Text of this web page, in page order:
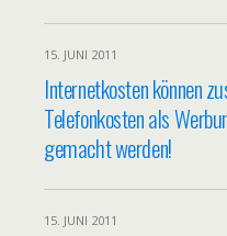
15. JUNI 2011
Internetkosten können
Telefonkosten als
gemacht werden!
15. JUNI 2011